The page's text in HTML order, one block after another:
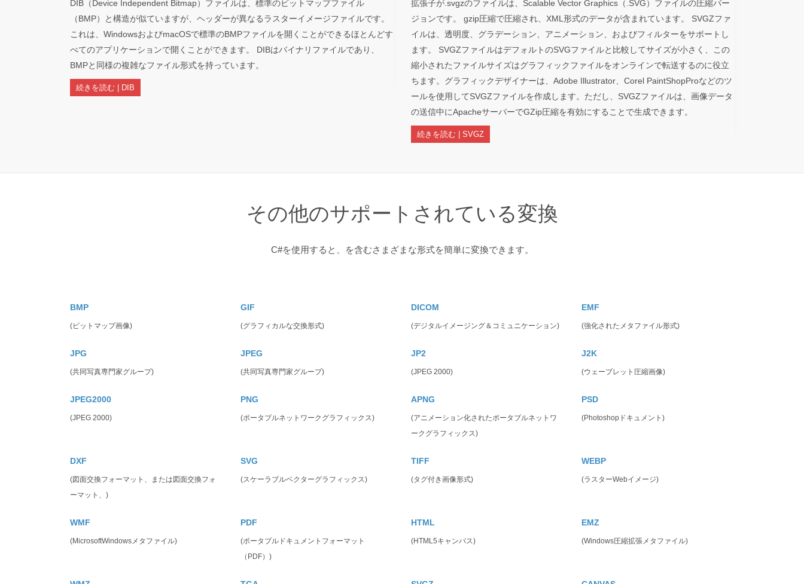
DIB（Device Independent Bitmap）ファイルは、標準のビットマップファイル
（BMP）と構造が似ていますが、ヘッダーが異なるラスターイメージファイルです。
これは、WindowsおよびmacOSで標準のBMPファイルを開くことができるほとんどす
べてのアプリケーションで開くことができます。 DIBはバイナリファイルであり、
BMPと同様の複雑なファイル形式を持っています。
続きを読む | DIB
拡張子が.svgzのファイルは、Scalable Vector Graphics（.SVG）ファイルの圧縮バー
ジョンです。 gzip圧縮で圧縮され、XML形式のデータが含まれています。 SVGZファ
イルは、透明度、グラデーション、アニメーション、およびフィルターをサポートし
ます。 SVGZファイルはデフォルトのSVGファイルと比較してサイズが小さく、この
縮小されたファイルサイズはグラフィックファイルをオンラインで転送するのに役立
ちます。グラフィックデザイナーは、Adobe Illustrator、Corel PaintShopProなどのツ
ールを使用してSVGZファイルを作成します。ただし、SVGZファイルは、画像データ
の送信中にApacheサーバーでGZip圧縮を有効にすることで生成できます。
続きを読む | SVGZ
その他のサポートされている変換
C#を使用すると、を含むさまざまな形式を簡単に変換できます。
BMP
(ビットマップ画像)
GIF
(グラフィカルな交換形式)
DICOM
(デジタルイメージング＆コミュニケーション)
EMF
(強化されたメタファイル形式)
JPG
(共同写真専門家グループ)
JPEG
(共同写真専門家グループ)
JP2
(JPEG 2000)
J2K
(ウェーブレット圧縮画像)
JPEG2000
(JPEG 2000)
PNG
(ポータブルネットワークグラフィックス)
APNG
(アニメーション化されたポータブルネットワ
ークグラフィックス)
PSD
(Photoshopドキュメント)
DXF
(図面交換フォーマット、または図面交換フォ
ーマット、)
SVG
(スケーラブルベクターグラフィックス)
TIFF
(タグ付き画像形式)
WEBP
(ラスターWebイメージ)
WMF
(MicrosoftWindowsメタファイル)
PDF
(ポータブルドキュメントフォーマット
（PDF）)
HTML
(HTML5キャンバス)
EMZ
(Windows圧縮拡張メタファイル)